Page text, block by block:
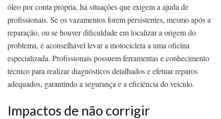
óleo por conta própria, há situações que exigem a ajuda de
profissionais. Se os vazamentos forem persistentes, mesmo após a
reparação, ou se houver dificuldade em localizar a origem do
problema, é aconselhável levar a motocicleta a uma oficina
especializada. Profissionais possuem ferramentas e conhecimento
técnico para realizar diagnósticos detalhados e efetuar reparos
adequados, garantindo a segurança e a eficiência do veículo.
Impactos de não corrigir